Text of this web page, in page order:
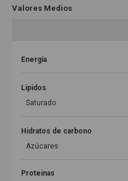
Valores Medios
Energía
Lipidos
Saturado
Hidratos de carbono
Azúcares
Proteinas